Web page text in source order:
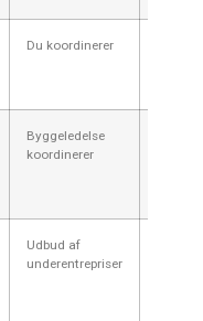
Du koordinerer
Byggeledelse
koordinerer
Udbud af
underentrepriser